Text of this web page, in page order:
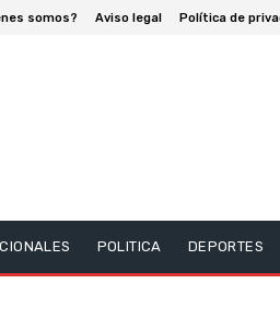
somos? Aviso legal Política de
POLITICA DEPORTES